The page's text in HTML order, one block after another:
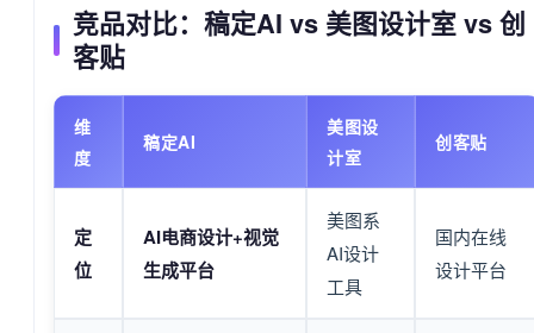
竞品对比：稿定AI vs 美图设计室 vs 创
客贴
维
度
稿定AI
美图设
计室
创客贴
定
位
AI电商设计+视觉
生成平台
美图系
AI设计
工具
国内在线
设计平台